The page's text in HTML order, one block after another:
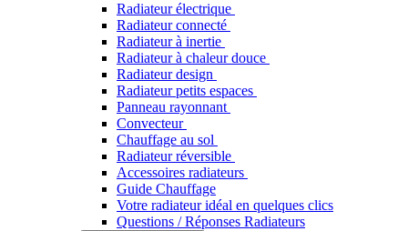
Radiateur électrique
Radiateur connecté
Radiateur à inertie
Radiateur à chaleur douce
Radiateur design
Radiateur petits espaces
Panneau rayonnant
Convecteur
Chauffage au sol
Radiateur réversible
Accessoires radiateurs
Guide Chauffage
Votre radiateur idéal en quelques clics
Questions / Réponses Radiateurs